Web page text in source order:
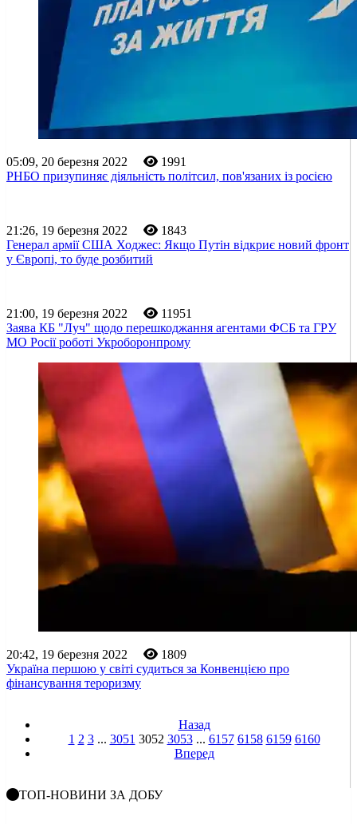
05:09, 20 березня 2022
1991
РНБО призупиняє діяльність політсил, пов'язаних із росією
21:26, 19 березня 2022
1843
Генерал армії США Ходжес: Якщо Путін відкриє новий фронт
у Європі, то буде розбитий
21:00, 19 березня 2022
11951
Заява КБ "Луч" щодо перешкоджання агентами ФСБ та ГРУ
МО Росії роботі Укроборонпрому
20:42, 19 березня 2022
1809
Україна першою у світі судиться за Конвенцією про
фінансування тероризму
Назад
1 2 3 ... 3051 3052 3053 ... 6157 6158 6159 6160
Вперед
ТОП-НОВИНИ ЗА ДОБУ